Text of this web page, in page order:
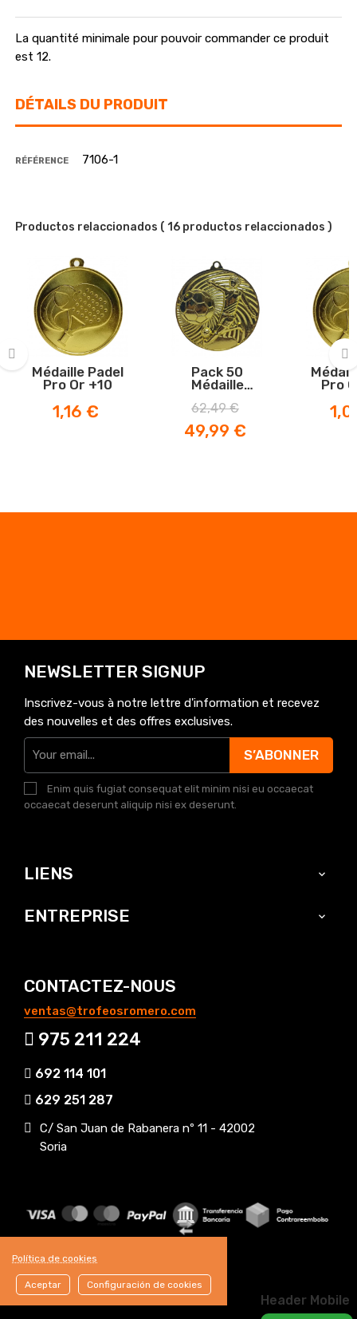
Política de cookies
Aceptar Configuración de cookies
Header Mobile
La quantité minimale pour pouvoir commander ce produit
est 12.
DÉTAILS DU PRODUIT
RÉFÉRENCE 7106-1
Productos relaccionados ( 16 productos relaccionados )
Médaille Padel
Pro Or +10
Prix
1,16 €
Pack 50
Médaille
Or
Prix
de
base
62,49 €
49,99 €
Pro
Prix
›
NEWSLETTER SIGNUP
Inscrivez-vous à notre lettre d'information et recevez
des nouvelles et des offres exclusives.
S’ABONNER
Enim quis fugiat consequat elit minim nisi eu occaecat
occaecat deserunt aliquip nisi ex deserunt.
LIENS 
ENTREPRISE 
CONTACTEZ-NOUS
ventas@trofeosromero.com
975 211 224
692 114 101
629 251 287
C/ San Juan de Rabanera nº 11 - 42002
Soria